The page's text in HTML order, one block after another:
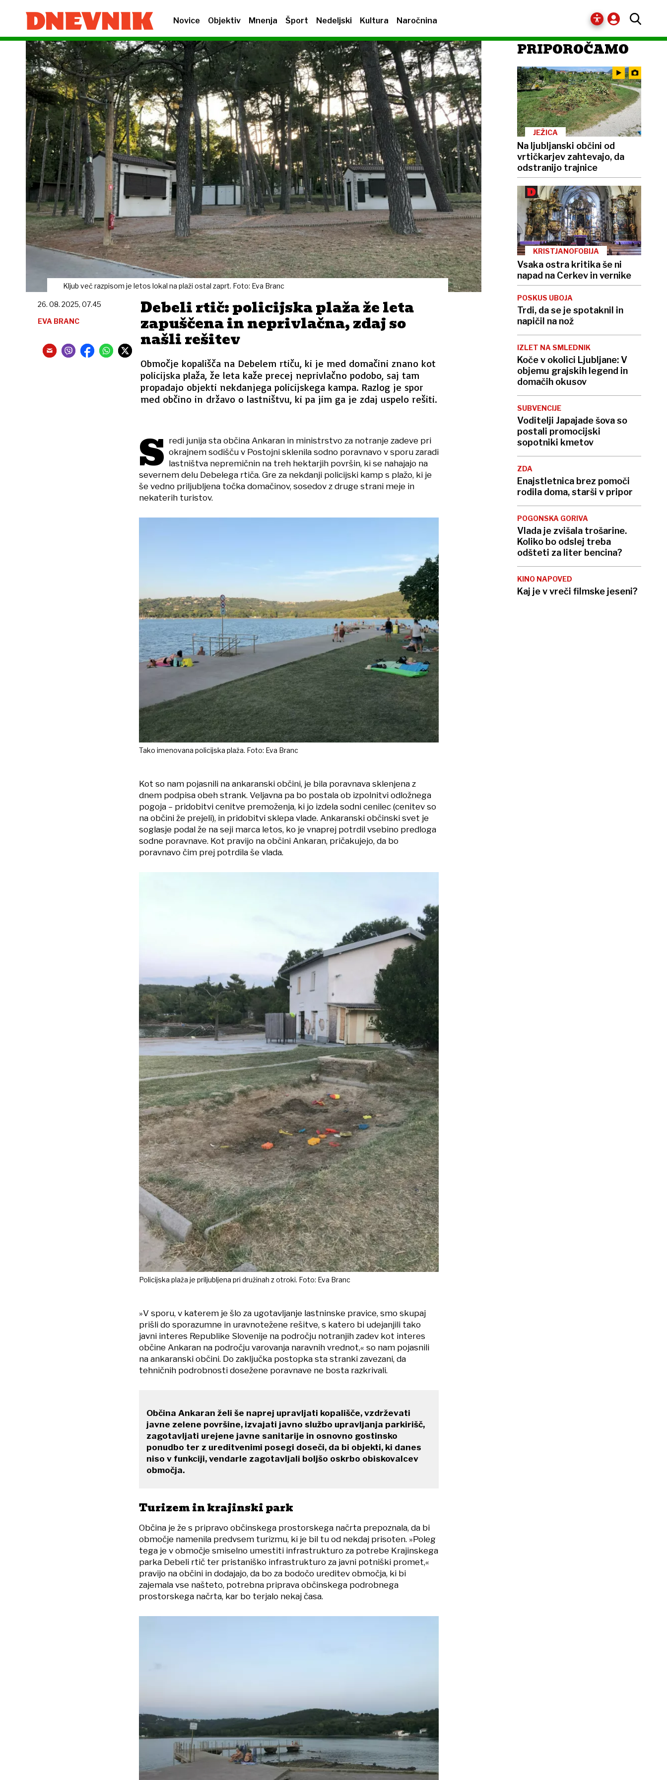
Novice Objektiv Mnenja Šport Nedeljski Kultura Naročnina
Kljub več razpisom je letos lokal na plaži ostal zaprt. Foto: Eva Branc
Debeli rtič: policijska plaža že leta
zapuščena in neprivlačna, zdaj so
našli rešitev
Območje kopališča na Debelem rtiču, ki je med domačini znano kot
policijska plaža, že leta kaže precej neprivlačno podobo, saj tam
propadajo objekti nekdanjega policijskega kampa. Razlog je spor
med občino in državo o lastništvu, ki pa jim ga je zdaj uspelo rešiti.
26. 08. 2025, 07.45
EVA BRANC
S redi junija sta občina Ankaran in ministrstvo za notranje zadeve pri
okrajnem sodišču v Postojni sklenila sodno poravnavo v sporu zaradi
lastništva nepremičnin na treh hektarjih površin, ki se nahajajo na
severnem delu Debelega rtiča. Gre za nekdanji policijski kamp s plažo, ki je
še vedno priljubljena točka domačinov, sosedov z druge strani meje in
nekaterih turistov.
Tako imenovana policijska plaža. Foto: Eva Branc
Kot so nam pojasnili na ankaranski občini, je bila poravnava sklenjena z
dnem podpisa obeh strank. Veljavna pa bo postala ob izpolnitvi odložnega
pogoja – pridobitvi cenitve premoženja, ki jo izdela sodni cenilec (cenitev so
na občini že prejeli), in pridobitvi sklepa vlade. Ankaranski občinski svet je
soglasje podal že na seji marca letos, ko je vnaprej potrdil vsebino predloga
sodne poravnave. Kot pravijo na občini Ankaran, pričakujejo, da bo
poravnavo čim prej potrdila še vlada.
Policijska plaža je priljubljena pri družinah z otroki. Foto: Eva Branc
»V sporu, v katerem je šlo za ugotavljanje lastninske pravice, smo skupaj
prišli do sporazumne in uravnotežene rešitve, s katero bi udejanjili tako
javni interes Republike Slovenije na področju notranjih zadev kot interes
občine Ankaran na področju varovanja naravnih vrednot,« so nam pojasnili
na ankaranski občini. Do zaključka postopka sta stranki zavezani, da
tehničnih podrobnosti dosežene poravnave ne bosta razkrivali.
Občina Ankaran želi še naprej upravljati kopališče, vzdrževati
javne zelene površine, izvajati javno službo upravljanja parkirišč,
zagotavljati urejene javne sanitarije in osnovno gostinsko
ponudbo ter z ureditvenimi posegi doseči, da bi objekti, ki danes
niso v funkciji, vendarle zagotavljali boljšo oskrbo obiskovalcev
območja.
Turizem in krajinski park
Občina je že s pripravo občinskega prostorskega načrta prepoznala, da bi
območje namenila predvsem turizmu, ki je bil tu od nekdaj prisoten. »Poleg
tega je v območje smiselno umestiti infrastrukturo za potrebe Krajinskega
parka Debeli rtič ter pristaniško infrastrukturo za javni potniški promet,«
pravijo na občini in dodajajo, da bo za bodočo ureditev območja, ki bi
zajemala vse našteto, potrebna priprava občinskega podrobnega
prostorskega načrta, kar bo terjalo nekaj časa.
PRIPOROČAMO
JEŽICA
Na ljubljanski občini od
vrtičkarjev zahtevajo, da
odstranijo trajnice
KRISTJANOFOBIJA
Vsaka ostra kritika še ni
napad na Cerkev in vernike
POSKUS UBOJA
Trdi, da se je spotaknil in
napičil na nož
IZLET NA SMLEDNIK
Koče v okolici Ljubljane: V
objemu grajskih legend in
domačih okusov
SUBVENCIJE
Voditelji Japajade šova so
postali promocijski
sopotniki kmetov
ZDA
Enajstletnica brez pomoči
rodila doma, starši v pripor
POGONSKA GORIVA
Vlada je zvišala trošarine.
Koliko bo odslej treba
odšteti za liter bencina?
KINO NAPOVED
Kaj je v vreči filmske jeseni?